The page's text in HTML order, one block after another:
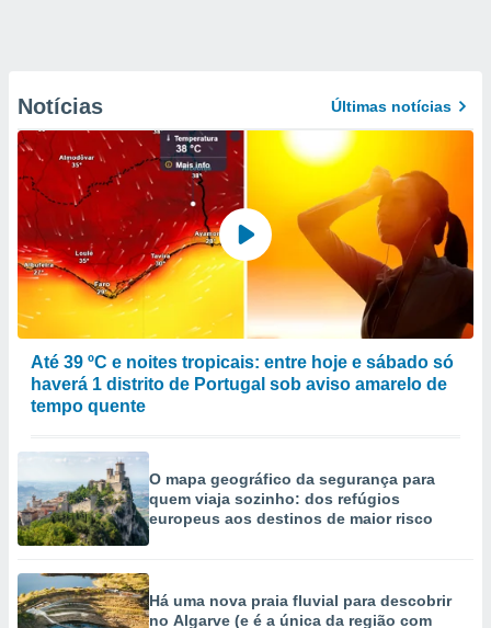
Notícias Últimas notícias
Até 39 ºC e noites tropicais: entre hoje e sábado só
haverá 1 distrito de Portugal sob aviso amarelo de
tempo quente
O mapa geográfico da segurança para
quem viaja sozinho: dos refúgios
europeus aos destinos de maior risco
Há uma nova praia fluvial para descobrir
no Algarve (e é a única da região com